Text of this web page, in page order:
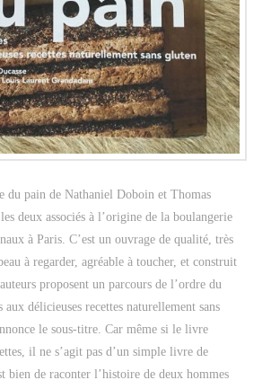
du pain de Nathaniel Doboin et Thomas
deux associés à l’origine de la boulangerie
à Paris. C’est un ouvrage de qualité, très
à regarder, agréable à toucher, et construit
proposent un parcours de l’ordre du
délicieuses recettes naturellement sans
le sous-titre. Car même si le livre
il ne s’agit pas d’un simple livre de
bien de raconter l’histoire de deux hommes